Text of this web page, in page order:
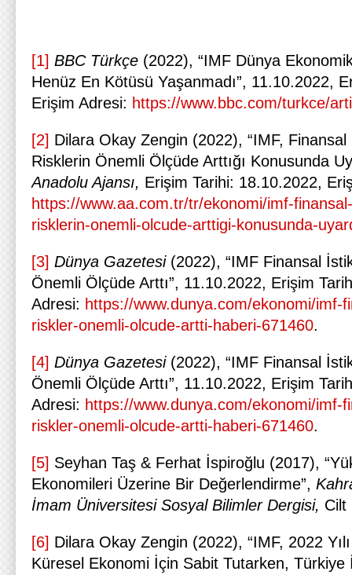
[1] BBC Türkçe (2022), “IMF Dünya
Henüz En Kötüsü Yaşanmadı”, 11.10.2022,
Erişim Adresi: https://www.bbc.com/turkce/
[2] Dilara Okay Zengin (2022), “IMF,
Risklerin Önemli Ölçüde Arttığı Konusunda
Anadolu Ajansı, Erişim Tarihi: 18.10.2022,
https://www.aa.com.tr/tr/ekonomi/imf-
risklerin-onemli-olcude-arttigi-konusunda-
[3] Dünya Gazetesi (2022), “IMF Finansal
Önemli Ölçüde Arttı”, 11.10.2022, Erişim
Adresi: https://www.dunya.com/ekonomi/imf-
riskler-onemli-olcude-artti-haberi-671460.
[4] Dünya Gazetesi (2022), “IMF Finansal
Önemli Ölçüde Arttı”, 11.10.2022, Erişim
Adresi: https://www.dunya.com/ekonomi/imf-
riskler-onemli-olcude-artti-haberi-671460.
[5] Seyhan Taş & Ferhat İspiroğlu (2017),
Ekonomileri Üzerine Bir Değerlendirme”,
İmam Üniversitesi Sosyal Bilimler Dergisi, Cilt
[6] Dilara Okay Zengin (2022), “IMF, 2022
Küresel Ekonomi İçin Sabit Tutarken, Türkiye